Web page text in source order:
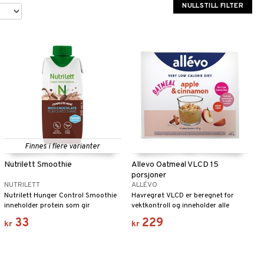
NULLSTILL FILTER
Finnes i flere varianter
Nutrilett Smoothie
NUTRILETT
Nutrilett Hunger Control Smoothie
inneholder protein som gir
metthetsfølelse når man går på
vektreduksjonsdietter, noe som gjør
kr 33
Allevo Oatmeal VLCD 15
porsjoner
ALLÉVO
Havregrøt VLCD er beregnet for
vektkontroll og inneholder alle
nødvendige næringsstoffer.
kr 229